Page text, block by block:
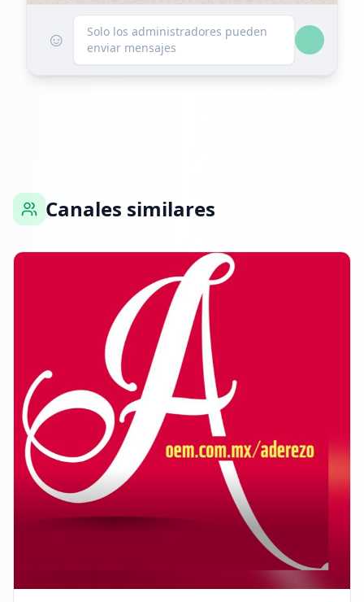
Alcanzó 101.0K seguidores
17:40
☺
Solo los administradores pueden
enviar mensajes
Canales similares